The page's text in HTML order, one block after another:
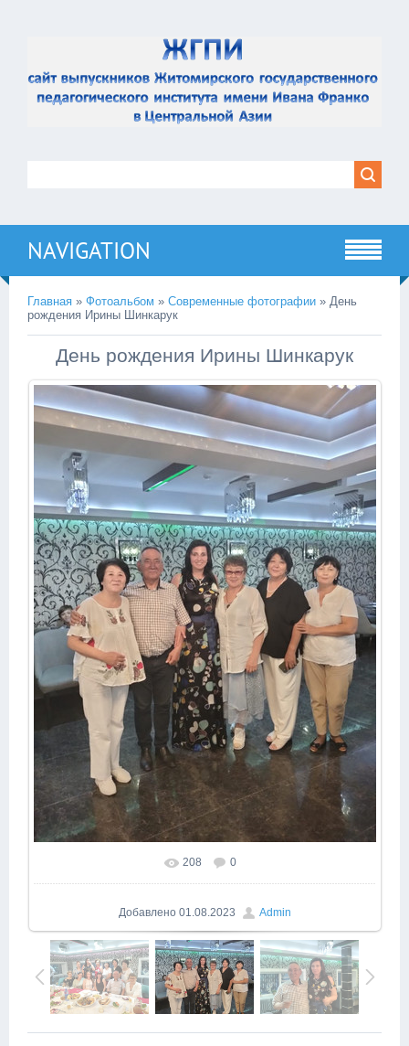
NAVIGATION
Главная » Фотоальбом » Современные фотографии » День
рождения Ирины Шинкарук
День рождения Ирины Шинкарук
208 0
Добавлено 01.08.2023 Admin